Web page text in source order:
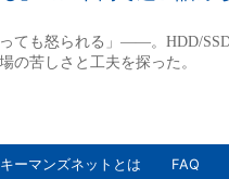
キーマンズネットとは FAQ